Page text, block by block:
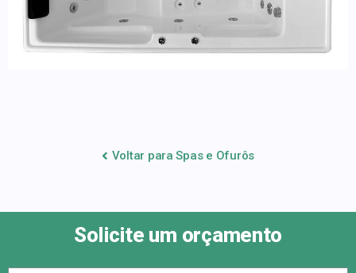
Voltar para Spas e Ofurôs
Solicite um orçamento